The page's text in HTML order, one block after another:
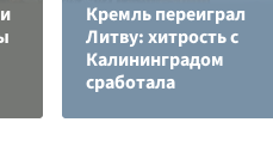
Кремль переиграл
Литву: хитрость с
Калининградом
сработала